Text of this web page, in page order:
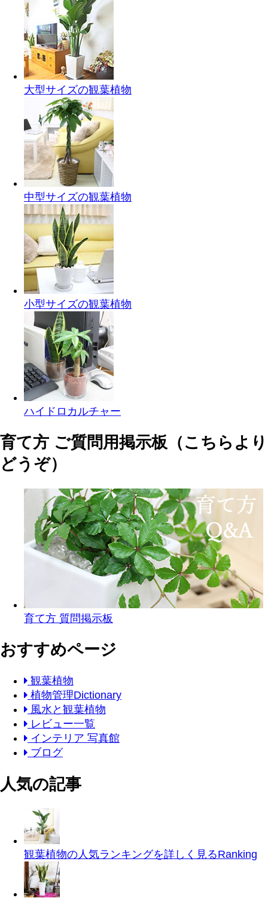
大型サイズの観葉植物
中型サイズの観葉植物
小型サイズの観葉植物
ハイドロカルチャー
育て方 ご質問用掲示板（こちらより
どうぞ）
育て方 質問掲示板
おすすめページ
観葉植物
植物管理Dictionary
風水と観葉植物
レビュー一覧
インテリア 写真館
ブログ
人気の記事
観葉植物の人気ランキングを詳しく見るRanking